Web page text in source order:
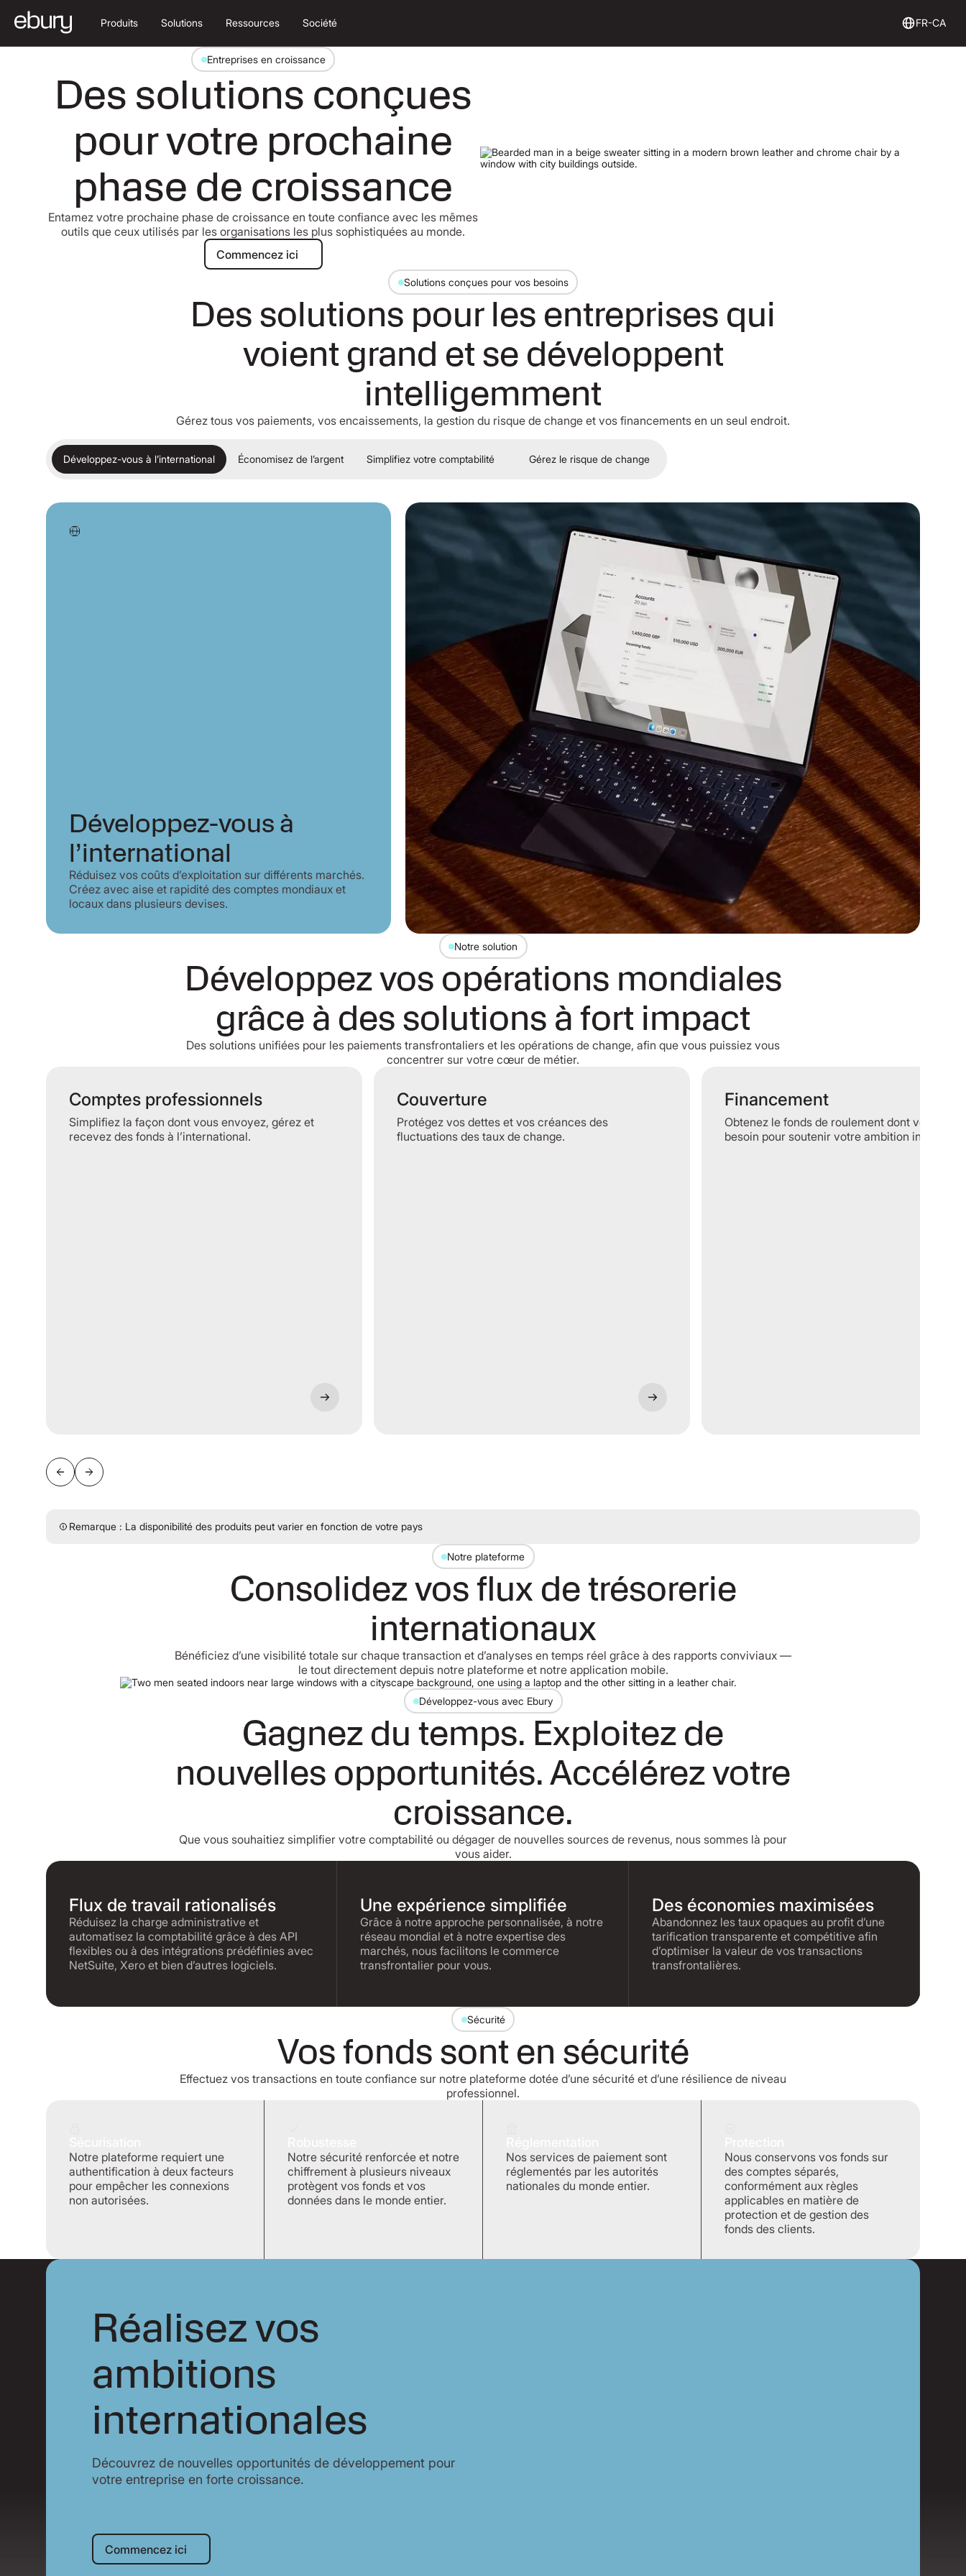
Produits Solutions Ressources Société FR-CA
Entreprises en croissance
Des solutions conçues
pour votre prochaine
phase de croissance
Entamez votre prochaine phase de croissance en toute confiance avec les mêmes
outils que ceux utilisés par les organisations les plus sophistiquées au monde.
Commencez ici
Commencez ici
Solutions conçues pour vos besoins
Des solutions pour les entreprises qui
voient grand et se développent
intelligemment
Gérez tous vos paiements, vos encaissements, la gestion du risque de change et vos financements en un seul endroit.
Développez-vous à l’international Économisez de l’argent Simplifiez votre comptabilité Gérez le risque de change
Développez-vous à
l’international
Réduisez vos coûts d’exploitation sur différents marchés.
Créez avec aise et rapidité des comptes mondiaux et
locaux dans plusieurs devises.
Notre solution
Développez vos opérations mondiales
grâce à des solutions à fort impact
Des solutions unifiées pour les paiements transfrontaliers et les opérations de change, afin que vous puissiez vous
concentrer sur votre cœur de métier.
Comptes professionnels
Simplifiez la façon dont vous envoyez, gérez et
recevez des fonds à l’international.
Couverture
Protégez vos dettes et vos créances des
fluctuations des taux de change.
Financement
Obtenez le fonds de roulement dont vous avez
besoin pour soutenir votre ambition
Remarque : La disponibilité des produits peut varier en fonction de votre pays
Notre plateforme
Consolidez vos flux de trésorerie
internationaux
Bénéficiez d’une visibilité totale sur chaque transaction et d’analyses en temps réel grâce à des rapports conviviaux —
le tout directement depuis notre plateforme et notre application mobile.
Développez-vous avec Ebury
Gagnez du temps. Exploitez de
nouvelles opportunités. Accélérez votre
croissance.
Que vous souhaitiez simplifier votre comptabilité ou dégager de nouvelles sources de revenus, nous sommes là pour
vous aider.
Flux de travail rationalisés
Réduisez la charge administrative et
automatisez la comptabilité grâce à des API
flexibles ou à des intégrations prédéfinies avec
NetSuite, Xero et bien d’autres logiciels.
Une expérience simplifiée
Grâce à notre approche personnalisée, à notre
réseau mondial et à notre expertise des
marchés, nous facilitons le commerce
transfrontalier pour vous.
Des économies maximisées
Abandonnez les taux opaques au profit d’une
tarification transparente et compétitive afin
d’optimiser la valeur de vos transactions
transfrontalières.
Sécurité
Vos fonds sont en sécurité
Effectuez vos transactions en toute confiance sur notre plateforme dotée d’une sécurité et d’une résilience de niveau
professionnel.
Notre plateforme requiert une
authentification à deux facteurs
pour empêcher les connexions
non autorisées.
Notre sécurité renforcée et notre
chiffrement à plusieurs niveaux
protègent vos fonds et vos
données dans le monde entier.
Nos services de paiement sont
réglementés par les autorités
nationales du monde entier.
Nous conservons vos fonds sur
des comptes séparés,
conformément aux règles
applicables en matière de
protection et de gestion des
fonds des clients.
Réalisez vos
ambitions
internationales
Découvrez de nouvelles opportunités de développement pour
votre entreprise en forte croissance.
Commencez ici
Commencez ici